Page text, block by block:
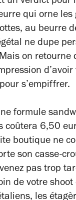
qui orne les
au beurre
ne dupe
on retourne
s’empiffrer.
formule
coûtera 6,50
boutique ne
son casse-
pas trop
de votre
les